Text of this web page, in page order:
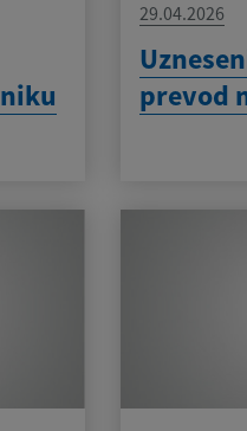
29.04.2026
prevod